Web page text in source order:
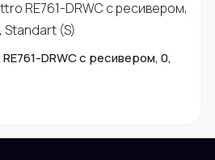
DRWC с ресивером, 0,